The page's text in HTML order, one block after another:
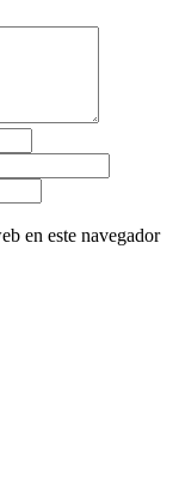
en este navegador